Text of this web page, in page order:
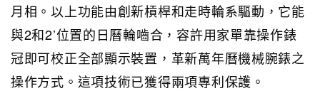
月相。以上功能由創新槓桿和走時輪系驅動，它能
與2和2’位置的日曆輪嚙合，容許用家單靠操作錶
冠即可校正全部顯示裝置，革新萬年曆機械腕錶之
操作方式。這項技術已獲得兩項專利保護。